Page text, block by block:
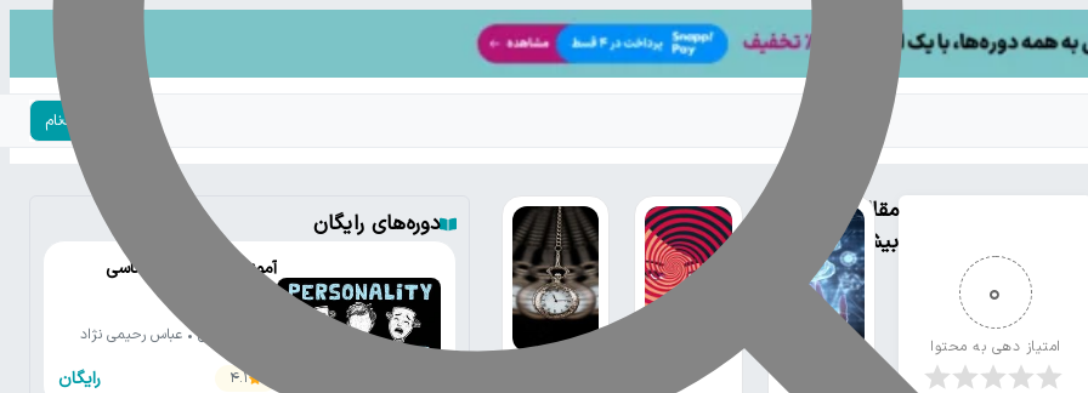
ورود | ثبت‌نام
0
امتیاز دهی به محتوا
مقالات
بیشتر
دوره‌های رایگان
آموزش رایگان روانشناسی
دانشگاه تهران • عباس رحیمی نژاد
4.1
رایگان